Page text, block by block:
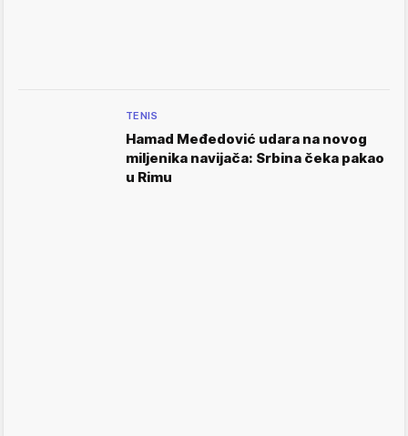
TENIS
Hamad Međedović udara na novog
miljenika navijača: Srbina čeka pakao
u Rimu